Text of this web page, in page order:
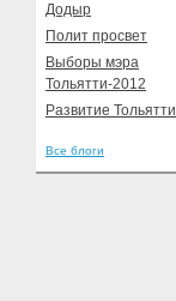
Додыр
Полит просвет
Выборы мэра
Тольятти-2012
Развитие Тольятти
Все блоги